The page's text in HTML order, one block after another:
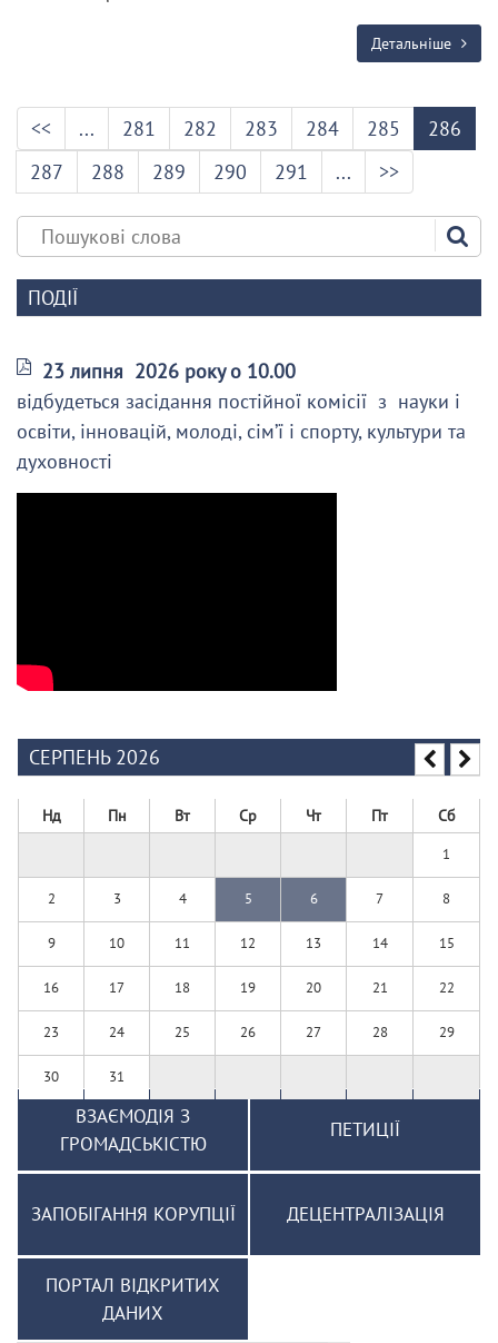
Детальніше
<< ... 281 282 283 284 285
286
287
288 289 290 291 ... >>
ПОДІЇ
23 липня 2026 року о 10.00
відбудеться засідання постійної комісії з науки і
освіти, інновацій, молоді, сім’ї і спорту, культури та
духовності
СЕРПЕНЬ 2026
Нд Пн Вт Ср Чт Пт Сб
1
2 3 4 5 6 7 8
9 10 11 12 13 14 15
16 17 18 19 20 21 22
23 24 25 26 27 28 29
30 31
ВЗАЄМОДІЯ З
ГРОМАДСЬКІСТЮ
ПЕТИЦІЇ
ЗАПОБІГАННЯ КОРУПЦІЇ ДЕЦЕНТРАЛІЗАЦІЯ
ПОРТАЛ ВІДКРИТИХ
ДАНИХ